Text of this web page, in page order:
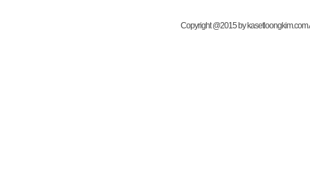
Copyright @2015 by kasetloongkim.com